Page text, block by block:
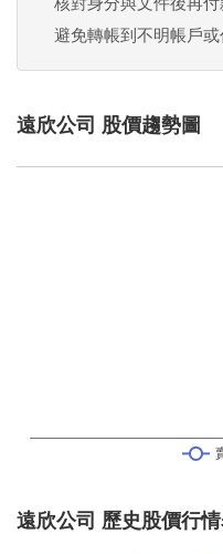
避免轉帳到不明帳戶
遠欣公司 股價趨勢圖
遠欣公司 歷史股價行